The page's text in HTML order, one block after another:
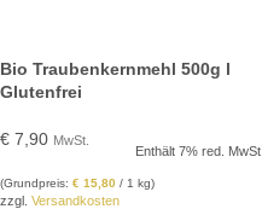
Bio Traubenkernmehl 500g l
Glutenfrei
€ 7,90 MwSt.
Enthält 7% red. MwSt.
(Grundpreis: € 15,80 / 1 kg)
zzgl. Versandkosten